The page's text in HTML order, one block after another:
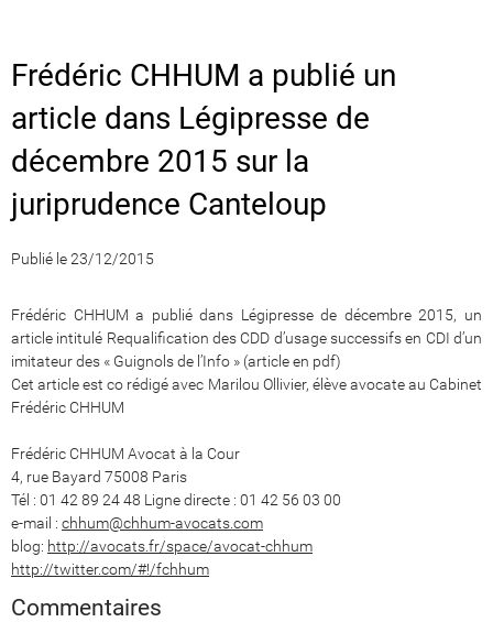
Frédéric CHHUM a publié un
article dans Légipresse de
décembre 2015 sur la
juriprudence Canteloup
Publié le 23/12/2015
Frédéric CHHUM a publié dans Légipresse de décembre 2015, un
article intitulé Requalification des CDD d’usage successifs en CDI d’un
imitateur des « Guignols de l’Info » (article en pdf)
Cet article est co rédigé avec Marilou Ollivier, élève avocate au Cabinet
Frédéric CHHUM
Frédéric CHHUM Avocat à la Cour
4, rue Bayard 75008 Paris
Tél : 01 42 89 24 48 Ligne directe : 01 42 56 03 00
e-mail : chhum@chhum-avocats.com
blog: http://avocats.fr/space/avocat-chhum
http://twitter.com/#!/fchhum
Commentaires